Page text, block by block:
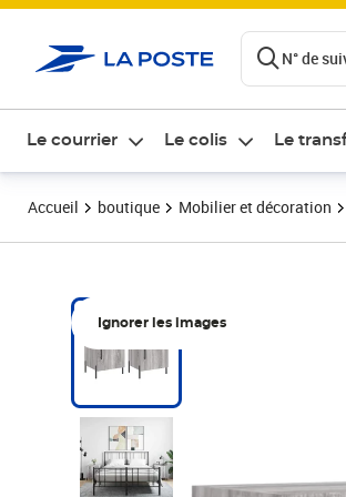
N° de
Le courrier Le colis Le
Accueil boutique Mobilier et décoration
Ignorer les images